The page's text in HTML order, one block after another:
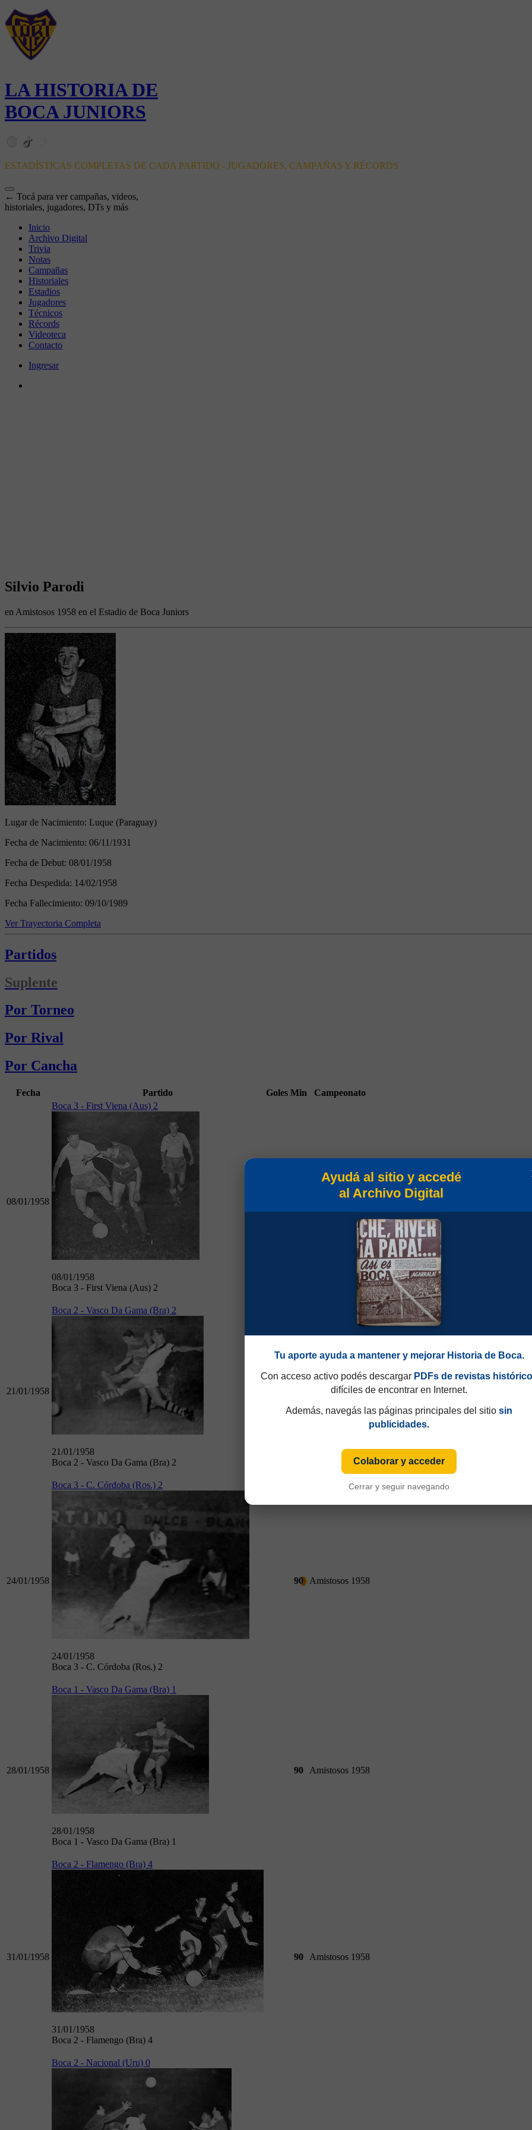
LA HISTORIA DE
BOCA JUNIORS
ESTADÍSTICAS COMPLETAS DE CADA PARTIDO - JUGADORES, CAMPAÑAS Y RÉCORDS
← Tocá para ver campañas, videos,
historiales, jugadores, DTs y más
Inicio
Archivo Digital
Trivia
Notas
Campañas
Historiales
Estadios
Jugadores
Técnicos
Récords
Videoteca
Contacto
Ingresar
Silvio Parodi
en Amistosos 1958 en el Estadio de Boca Juniors
Lugar de Nacimiento: Luque (Paraguay)
Fecha de Nacimiento: 06/11/1931
Fecha de Debut: 08/01/1958
Fecha Despedida: 14/02/1958
Fecha Fallecimiento: 09/10/1989
Ver Trayectoria Completa
Partidos
Suplente
Por Torneo
Por Rival
Por Cancha
Fecha Partido Goles Min Campeonato
08/01/1958
Boca 3 - First Viena (Aus) 2
08/01/1958
Boca 3 - First Viena (Aus) 2
21/01/1958
Boca 2 - Vasco Da Gama (Bra) 2
21/01/1958
Boca 2 - Vasco Da Gama (Bra) 2
Amistosos 1958
24/01/1958
Boca 3 - C. Córdoba (Ros.) 2
24/01/1958
Boca 3 - C. Córdoba (Ros.) 2
90 Amistosos 1958
28/01/1958
Boca 1 - Vasco Da Gama (Bra) 1
28/01/1958
Boca 1 - Vasco Da Gama (Bra) 1
90 Amistosos 1958
31/01/1958
Boca 2 - Flamengo (Bra) 4
31/01/1958
Boca 2 - Flamengo (Bra) 4
90 Amistosos 1958
Boca 2 - Nacional (Uru) 0
Ayudá al sitio y accedé
al Archivo Digital
Tu aporte ayuda a mantener y mejorar Historia de Boca.
Con acceso activo podés descargar PDFs de revistas
difíciles de encontrar en Internet.
Además, navegás las páginas principales del sitio sin
publicidades.
Colaborar y acceder
Cerrar y seguir navegando